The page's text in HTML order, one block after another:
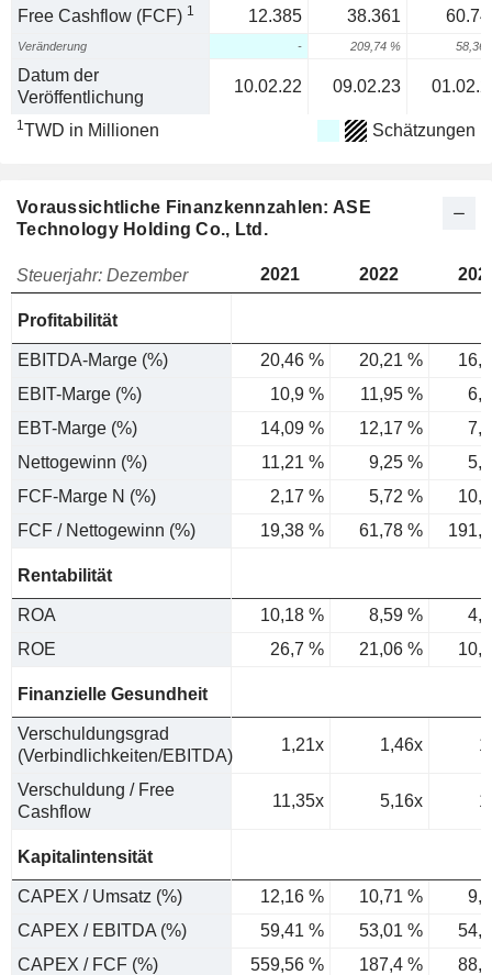
Free Cashflow (FCF) 1 12.385 38.361
Veränderung - 209,74 % 58,36
Datum der
Veröffentlichung
10.02.22 09.02.23
1TWD in Millionen Schätzungen
Voraussichtliche Finanzkennzahlen: ASE
Technology Holding Co., Ltd.
Steuerjahr: Dezember 2021 2022
Profitabilität
EBITDA-Marge (%) 20,46 % 20,21 %
EBIT-Marge (%)
10,9 % 11,95 %
EBT-Marge (%)
14,09 % 12,17 %
Nettogewinn (%)
11,21 % 9,25 %
FCF-Marge N (%)
2,17 % 5,72 %
FCF / Nettogewinn (%)
19,38 % 61,78 %
Rentabilität
ROA 10,18 % 8,59 %
ROE
26,7 % 21,06 %
Finanzielle Gesundheit
Verschuldungsgrad
(Verbindlichkeiten/EBITDA)
1,21x 1,46x
Verschuldung / Free
Cashflow
11,35x 5,16x
Kapitalintensität
CAPEX / Umsatz (%) 12,16 % 10,71 %
CAPEX / EBITDA (%)
59,41 % 53,01 %
CAPEX / FCF (%)
559,56 % 187,4 %